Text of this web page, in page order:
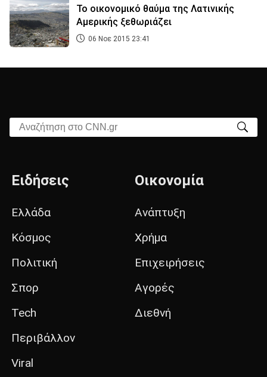
Το οικονομικό θαύμα της Λατινικής
Αμερικής ξεθωριάζει
06 Νοε 2015 23:41
Αναζήτηση στο CNN.gr
Ειδήσεις
Ελλάδα
Κόσμος
Πολιτική
Σπορ
Tech
Περιβάλλον
Viral
Οικονομία
Ανάπτυξη
Χρήμα
Επιχειρήσεις
Αγορές
Διεθνή